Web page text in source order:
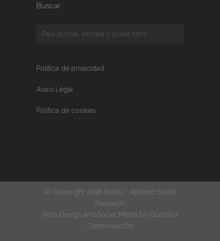
Buscar
Política de privacidad
Aviso Legal
Política de cookies
© Copyright 2018 Notus :: Applied Social
Research
Web Design and Social Media by Guindilla
Comunicación